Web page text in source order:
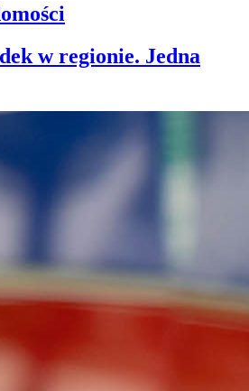
w regionie. Jedna